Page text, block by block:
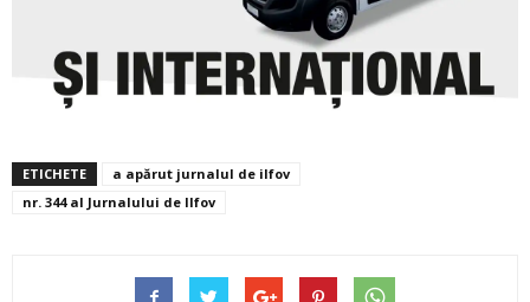
ETICHETE
a apărut jurnalul de ilfov
nr. 344 al Jurnalului de Ilfov